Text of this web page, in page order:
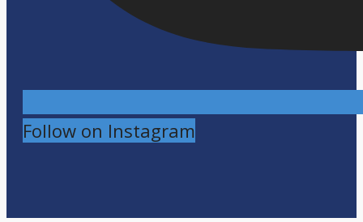
Follow on Instagram